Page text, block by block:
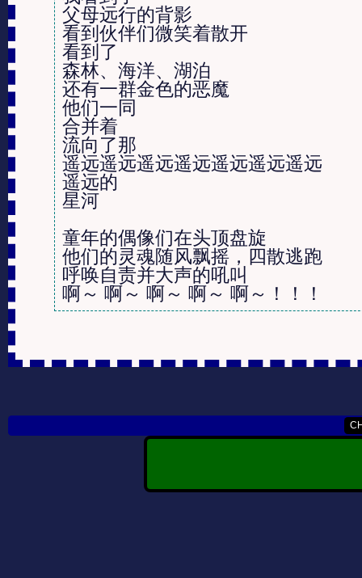
父母远行的背影
看到伙伴们微笑着散开
看到了
森林、海洋、湖泊
还有一群金色的恶魔
他们一同
合并着
流向了那
遥远遥远遥远遥远遥远遥远遥远
遥远的
星河
童年的偶像们在头顶盘旋
他们的灵魂随风飘摇，四散逃跑
呼唤自责并大声的吼叫
啊～ 啊～ 啊～ 啊～ 啊～！！！